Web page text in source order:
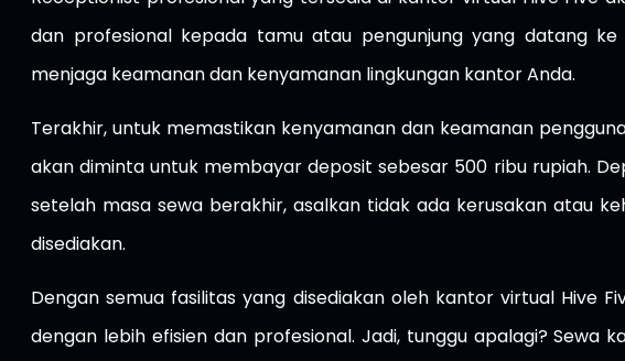
dan profesional kepada tamu atau pengunjung yang datang
menjaga keamanan dan kenyamanan lingkungan kantor Anda.
Terakhir, untuk memastikan kenyamanan dan keamanan
akan diminta untuk membayar deposit sebesar 500 ribu rupiah.
setelah masa sewa berakhir, asalkan tidak ada kerusakan atau
disediakan.
Dengan semua fasilitas yang disediakan oleh kantor virtual Hive
dengan lebih efisien dan profesional. Jadi, tunggu apalagi? Sewa